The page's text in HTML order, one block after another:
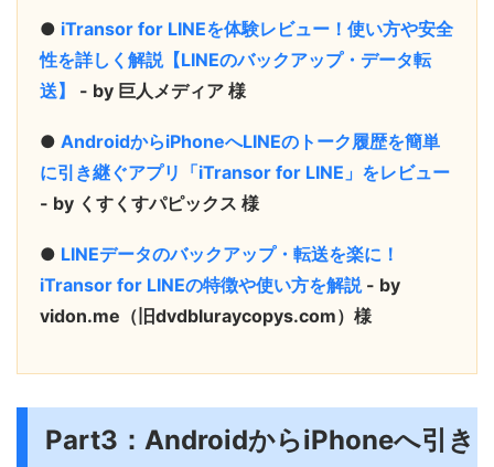
● iTransor for LINEを体験レビュー！使い方や安全
性を詳しく解説【LINEのバックアップ・データ転
送】
- by 巨人メディア 様
● AndroidからiPhoneへLINEのトーク履歴を簡単
に引き継ぐアプリ「iTransor for LINE」をレビュー
- by くすくすパピックス 様
● LINEデータのバックアップ・転送を楽に！
iTransor for LINEの特徴や使い方を解説- by
vidon.me（旧dvdbluraycopys.com）様
Part3：AndroidからiPhoneへ引き